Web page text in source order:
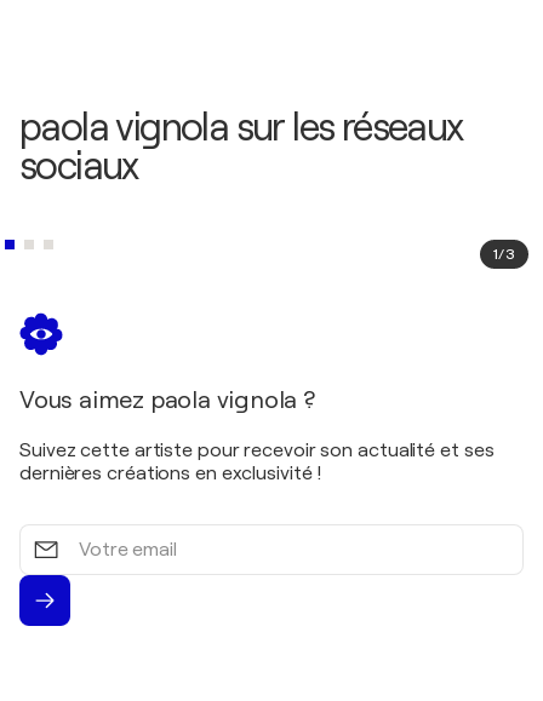
paola vignola sur les réseaux
sociaux
1/3
Vous aimez paola vignola ?
Suivez cette artiste pour recevoir son actualité et ses
dernières créations en exclusivité !
Votre
email